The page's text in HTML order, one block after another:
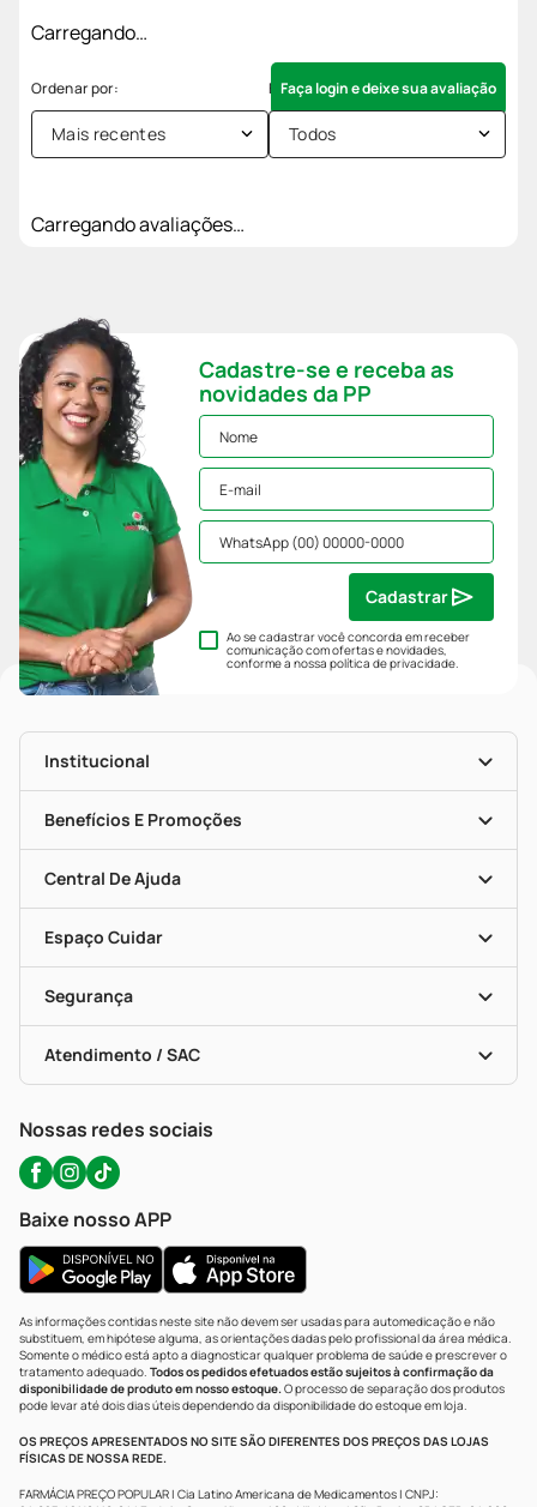
Carregando…
Faça login e deixe sua avaliação
Mais recentes Todos
Carregando avaliações…
Cadastre-se e receba as
novidades da PP
Ao se cadastrar você concorda em receber
comunicação com ofertas e novidades,
conforme a nossapolítica de privacidade.
Cadastrar
Institucional
História
Nossas Lojas
Mapa De Categorias
Blog Da PP
Seja Uma Loja Parceira
Benefícios E Promoções
Clube PP
Convênios
Programa Popular Do Brasil
Encarte De Ofertas
Dermaclub
Descontos De Laboratório (PBM)
Cupons E Ofertas
Central De Ajuda
Entrega
Recompra Programada
Compras Com Receita
Alomed (tele-Entrega)
Formas De Pagamento
Troca E Devolução
Bulas De A A Z
Políticas De Marketplace
Espaço Cuidar
Vacinas
Serviços Farmacêuticos
Testes Rápidos
Autoteste Covid-19
Segurança
Certificado De Segurança
Portal Da Privacidade
Atendimento / SAC
WhatsApp (47) 9202-1687
Nossas redes sociais
Baixe nosso APP
As informações contidas neste site não devem ser usadas para automedicação e não
substituem, em hipótese alguma, as orientações dadas pelo profissional da área médica.
Somente o médico está apto a diagnosticar qualquer problema de saúde e prescrever o
tratamento adequado. Todos os pedidos efetuados estão sujeitos à confirmação da
disponibilidade de produto em nosso estoque.O processo de separação dos produtos
pode levar até dois dias úteis dependendo da disponibilidade do estoque em loja.
OS PREÇOS APRESENTADOS NO SITE SÃO DIFERENTES DOS PREÇOS DAS LOJAS
FÍSICAS DE NOSSA REDE.
FARMÁCIA PREÇO POPULAR | Cia Latino Americana de Medicamentos | CNPJ: